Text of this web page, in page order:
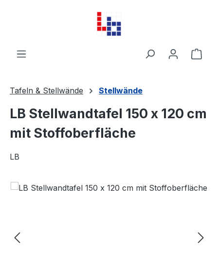
Zum Hauptinhalt springen
Tafeln & Stellwände Stellwände
LB Stellwandtafel 150 x 120 cm
mit Stoffoberfläche
LB
Bildergalerie überspringen